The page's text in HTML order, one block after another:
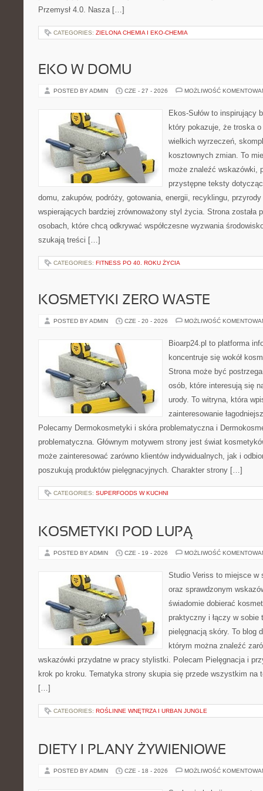
Przemysł 4.0. Nasza […]
CATEGORIES: ZIELONA CHEMIA I EKO-CHEMIA
EKO W DOMU
POSTED BY ADMIN CZE - 27 - 2026 MOŻLIWOŚĆ
Ekos-Sułów to inspirujący
który pokazuje, że troska
wielkich wyrzeczeń,
kosztownych zmian. To
może znaleźć wskazówki,
przystępne teksty
domu, zakupów, podróży, gotowania, energii, recyklingu,
wspierających bardziej zrównoważony styl życia. Strona została
osobach, które chcą odkrywać współczesne wyzwania
szukają treści […]
CATEGORIES: FITNESS PO 40. ROKU ŻYCIA
KOSMETYKI ZERO WASTE
POSTED BY ADMIN CZE - 20 - 2026 MOŻLIWOŚĆ
Bioarp24.pl to platforma
koncentruje się wokół
Strona może być
osób, które interesują się
urody. To witryna, która
zainteresowanie
Polecamy Dermokosmetyki i skóra problematyczna i
problematyczna. Głównym motywem strony jest świat
może zainteresować zarówno klientów indywidualnych, jak i
poszukują produktów pielęgnacyjnych. Charakter strony […]
CATEGORIES: SUPERFOODS W KUCHNI
KOSMETYKI POD LUPĄ
POSTED BY ADMIN CZE - 19 - 2026 MOŻLIWOŚĆ
Studio Veriss to miejsce w
oraz sprawdzonym
świadomie dobierać
praktyczny i łączy w sobie
pielęgnacją skóry. To blog
którym można znaleźć
wskazówki przydatne w pracy stylistki. Polecam Pielęgnacja i
krok po kroku. Tematyka strony skupia się przede wszystkim na
[…]
CATEGORIES: ROŚLINNE WNĘTRZA I URBAN JUNGLE
DIETY I PLANY ŻYWIENIOWE
POSTED BY ADMIN CZE - 18 - 2026 MOŻLIWOŚĆ